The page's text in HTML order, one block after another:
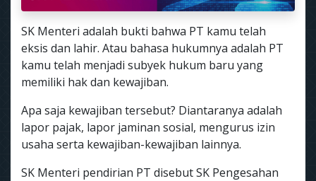
SK Menteri adalah bukti bahwa PT kamu telah
eksis dan lahir. Atau bahasa hukumnya adalah PT
kamu telah menjadi subyek hukum baru yang
memiliki hak dan kewajiban.
Apa saja kewajiban tersebut? Diantaranya adalah
lapor pajak, lapor jaminan sosial, mengurus izin
usaha serta kewajiban-kewajiban lainnya.
SK Menteri pendirian PT disebut SK Pengesahan